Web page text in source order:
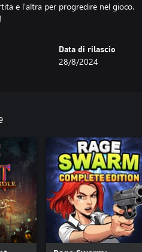
e l'altra per progredire nel gioco.
Data di rilascio
28/8/2024